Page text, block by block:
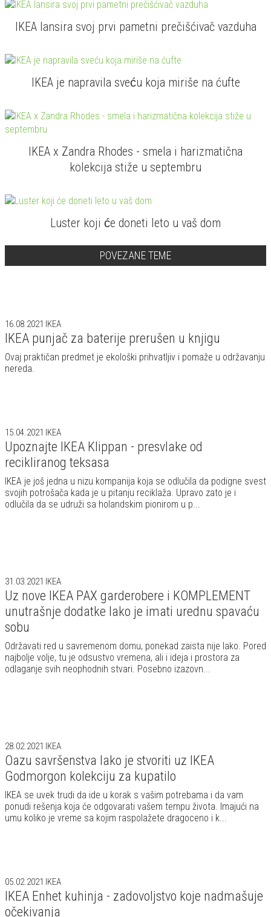
IKEA lansira svoj prvi pametni prečišćivač vazduha
IKEA je napravila sveću koja miriše na ćufte
IKEA x Zandra Rhodes - smela i harizmatična
kolekcija stiže u septembru
Luster koji će doneti leto u vaš dom
POVEZANE TEME
16.08.2021 IKEA
IKEA punjač za baterije prerušen u knjigu
Ovaj praktičan predmet je ekološki prihvatljiv i pomaže u održavanju
nereda.
15.04.2021 IKEA
Upoznajte IKEA Klippan - presvlake od
recikliranog teksasa
IKEA je još jedna u nizu kompanija koja se odlučila da podigne svest
svojih potrošača kada je u pitanju reciklaža. Upravo zato je i
odlučila da se udruži sa holandskim pionirom u p...
31.03.2021 IKEA
Uz nove IKEA PAX garderobere i KOMPLEMENT
unutrašnje dodatke lako je imati urednu spavaću
sobu
Održavati red u savremenom domu, ponekad zaista nije lako. Pored
najbolje volje, tu je odsustvo vremena, ali i ideja i prostora za
odlaganje svih neophodnih stvari. Posebno izazovn...
28.02.2021 IKEA
Oazu savršenstva lako je stvoriti uz IKEA
Godmorgon kolekciju za kupatilo
IKEA se uvek trudi da ide u korak s vašim potrebama i da vam
ponudi rešenja koja će odgovarati vašem tempu života. Imajući na
umu koliko je vreme sa kojim raspolažete dragoceno i k...
05.02.2021 IKEA
IKEA Enhet kuhinja - zadovoljstvo koje nadmašuje
očekivanja